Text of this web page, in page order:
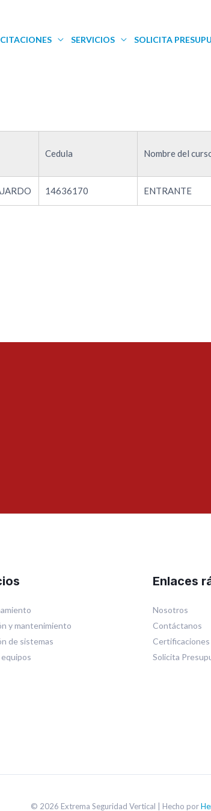
SERVICIOS SOLICITA
Cedula Nombre del
14636170 ENTRANTE
y mantenimiento
de sistemas
Enlaces
Nosotros
Contáctanos
Certificaciones
Solicita
© 2026 Extrema Seguridad Vertical | Hecho por